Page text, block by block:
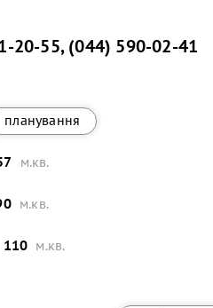
20-55,(044) 590-02-41
планування
м.кв.
м.кв.
110 м.кв.